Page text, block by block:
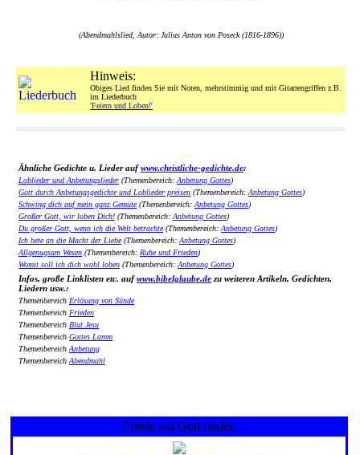
(Abendmahlslied, Autor: Julius Anton von Poseck (1816-1896))
Hinweis:
Obiges Lied finden Sie mit Noten, mehrstimmig und mit Gitarrengriffen z.B.
im Liederbuch
'Feiern und Loben!'
Ähnliche Gedichte u. Lieder aufwww.christliche-gedichte.de:
Loblieder und Anbetungslieder (Themenbereich:Anbetung Gottes)
Gott durch Anbetungsgedichte und Loblieder preisen (Themenbereich:Anbetung Gottes)
Schwing dich auf mein ganz Gemüte(Themenbereich:Anbetung Gottes)
Großer Gott, wir loben Dich! (Themenbereich:Anbetung Gottes)
Du großer Gott, wenn ich die Welt betrachte(Themenbereich:Anbetung Gottes)
Ich bete an die Macht der Liebe(Themenbereich:Anbetung Gottes)
Allgenugsam Wesen (Themenbereich: Ruhe und Frieden)
Womit soll ich dich wohl loben (Themenbereich:Anbetung Gottes)
Infos, große Linklisten etc. aufwww.bibelglaube.de zu weiteren Artikeln, Gedichten,
Liedern usw.:
Themenbereich Erlösung von Sünde
Themenbereich Frieden
Themenbereich Blut Jesu
Themenbereich Gottes Lamm
ThemenbereichAnbetung
ThemenbereichAbendmahl
Friede mit Gott finden